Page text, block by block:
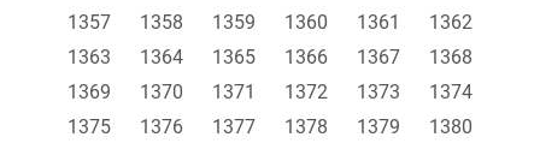
1357
1358 1359 1360 1361
1362
1363
1364 1365 1366 1367
1368
1369
1370 1371 1372 1373
1374
1375
1376 1377 1378 1379
1380